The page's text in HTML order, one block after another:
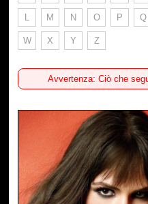
L M N O P Q
W X Y Z
Avvertenza: Ciò che